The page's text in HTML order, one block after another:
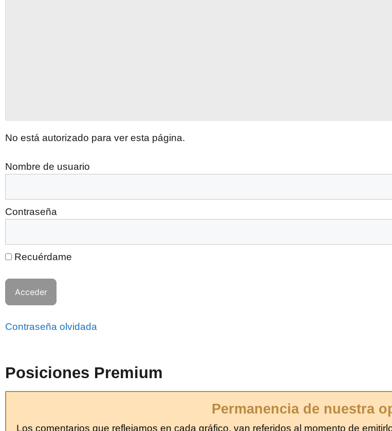
No está autorizado para ver esta página.
Nombre de usuario
Contraseña
Recuérdame
Contraseña olvidada
Posiciones Premium
Permanencia de nuestra
Los comentarios que reflejamos en cada gráfico, van referidos al momento de